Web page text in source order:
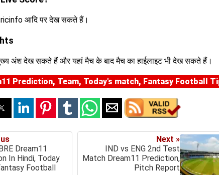
आदि पर देख सकते हैं।
अंश देख सकते हैं और यहां मैच के बाद मैच का हाईलाइट भी देख सकते हैं।
Prediction, Team, Today's match, Fantasy Football
Dream11
In Hindi, Today
Football
Next »
IND vs ENG 2nd Test
Match Dream11 Prediction,
Pitch Report